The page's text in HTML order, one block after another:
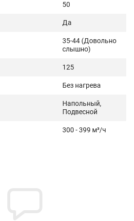
50
Да
35-44 (Довольно
слышно)
125
Без нагрева
Напольный,
Подвесной
300 - 399 м³/ч